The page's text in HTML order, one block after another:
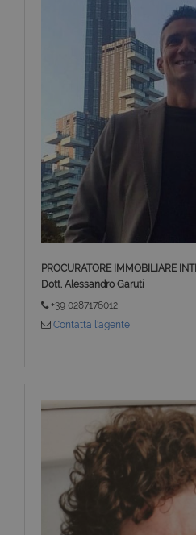
PROCURATORE IMMOBILIARE
Dott. Alessandro Garuti
+39 0287176012
Contatta l'agente